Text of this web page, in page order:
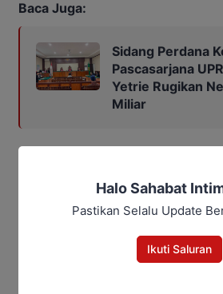
Baca Juga:
Sidang Perdana
Pascasarjana
Yetrie Rugikan
Miliar
Halo Sahabat
Pastikan Selalu Update
Ikuti Saluran